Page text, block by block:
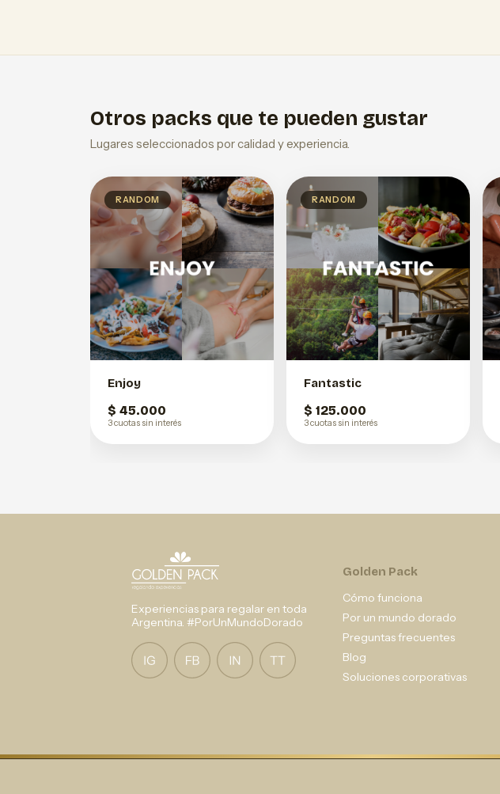
Otros packs que te pueden gustar
Lugares seleccionados por calidad y experiencia.
RANDOM
Enjoy
$ 45.000
3 cuotas sin interés
RANDOM
Fantastic
$ 125.000
3 cuotas sin interés
Experiencias para regalar en toda
Argentina. #PorUnMundoDorado
Golden Pack
Cómo funciona
Por un mundo dorado
Preguntas frecuentes
Blog
Soluciones corporativas